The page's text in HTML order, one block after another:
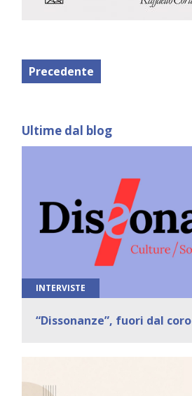
Precedente
Ultime dal blog
INTERVISTE
“Dissonanze”, fuori dal coro